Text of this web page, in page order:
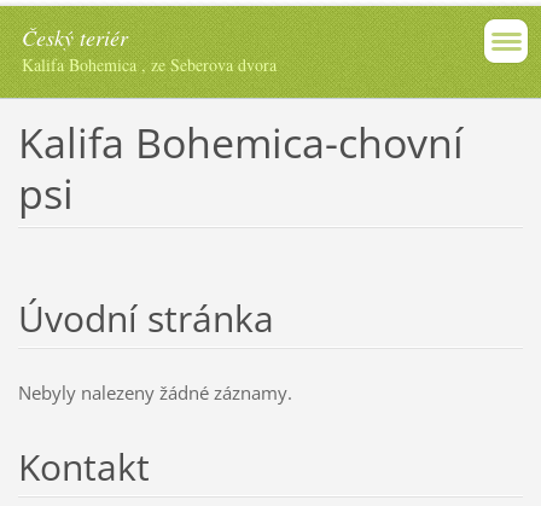
Český teriér
Kalifa Bohemica , ze Seberova dvora
Kalifa Bohemica-chovní
psi
Úvodní stránka
Nebyly nalezeny žádné záznamy.
Kontakt